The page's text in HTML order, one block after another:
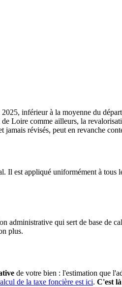
inférieur à la moyenne du
Loire comme ailleurs, la
révisés, peut en revanche
Il est appliqué uniformément à tous
administrative qui sert de base de
plus.
de votre bien : l'estimation que
de la taxe foncière est ici. C'est